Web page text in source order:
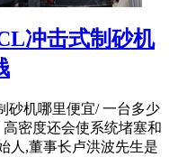
冲击式制砂机
砂机哪里便宜/ 一台多少
密度还会使系统堵塞和
人,董事长卢洪波先生是